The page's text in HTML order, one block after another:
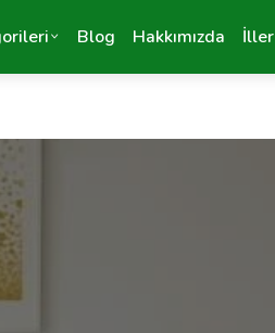
Blog Hakkımızda İller